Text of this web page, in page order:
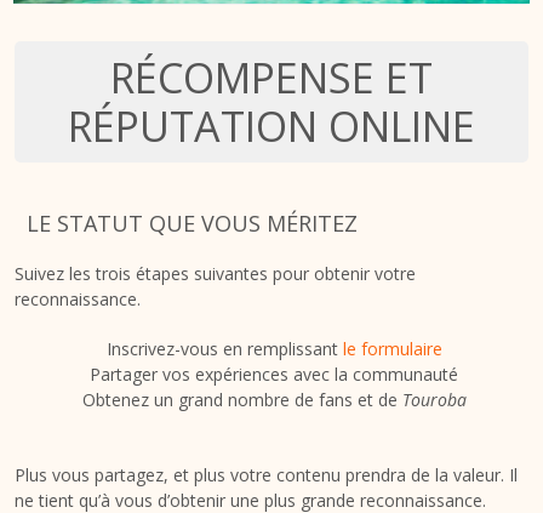
RÉCOMPENSE ET
RÉPUTATION ONLINE
LE STATUT QUE VOUS MÉRITEZ
Suivez les trois étapes suivantes pour obtenir votre
reconnaissance.
Inscrivez-vous en remplissant le formulaire
Partager vos expériences avec la communauté
Obtenez un grand nombre de fans et de Touroba
Plus vous partagez, et plus votre contenu prendra de la valeur. Il
ne tient qu’à vous d’obtenir une plus grande reconnaissance.